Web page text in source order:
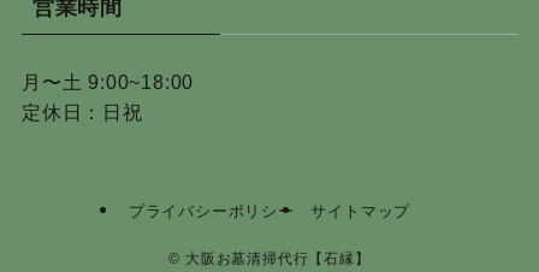
営業時間
月〜土 9:00~18:00
定休日：日祝
プライバシーポリシー サイトマップ
© 大阪お墓清掃代行【石縁】